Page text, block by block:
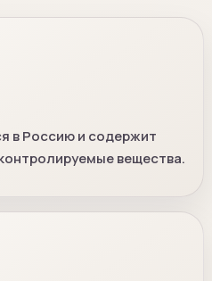
в Россию и содержит
вещества.